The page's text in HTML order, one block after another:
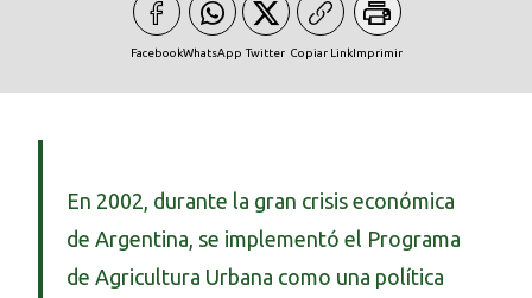
FacebookWhatsApp Twitter Copiar LinkImprimir
En 2002, durante la gran crisis económica
de Argentina, se implementó el Programa
de Agricultura Urbana como una política